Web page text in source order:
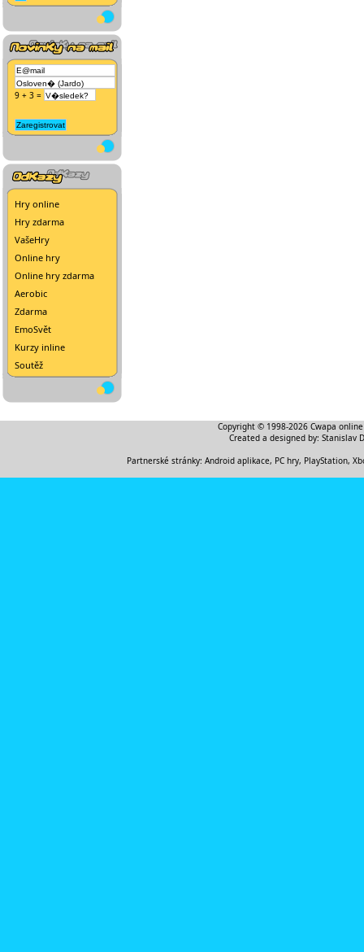
9 + 3 =
Hry online
Hry zdarma
VašeHry
Online hry
Online hry zdarma
Aerobic
Zdarma
EmoSvět
Kurzy inline
Soutěž
Copyright © 1998-2026 Cwapa
Created a designed by: Stanislav
Partnerské stránky: Android aplikace, PC hry, PlayStation,